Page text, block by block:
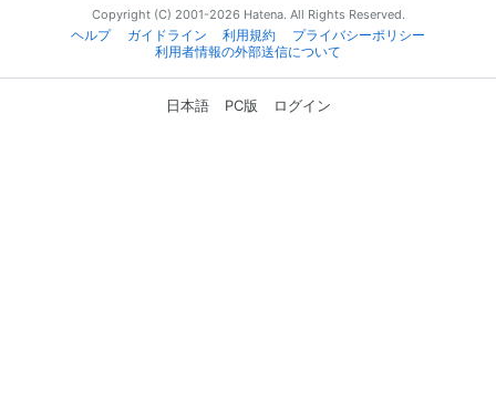
Copyright (C) 2001-2026 Hatena. All Rights Reserved.
ヘルプ
ガイドライン 利用規約
プライバシーポリシー
利用者情報の外部送信について
日本語 PC版 ログイン